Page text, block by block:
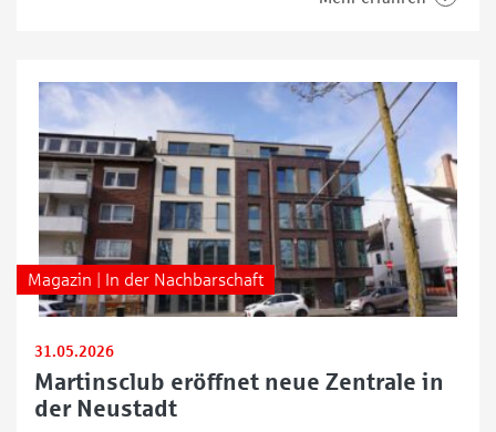
Buntentorsteinweg maßgeblich
Magazin | In der Nachbarschaft
31.05.2026
Martinsclub eröffnet neue Zentrale in
der Neustadt